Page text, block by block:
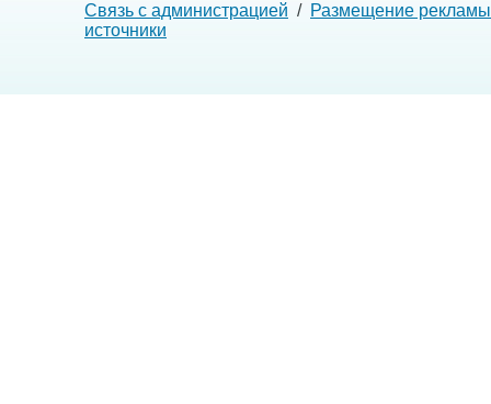
Связь с администрацией / Размещение рекламы
источники